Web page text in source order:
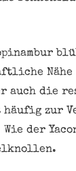
auch die
zur
Wie der